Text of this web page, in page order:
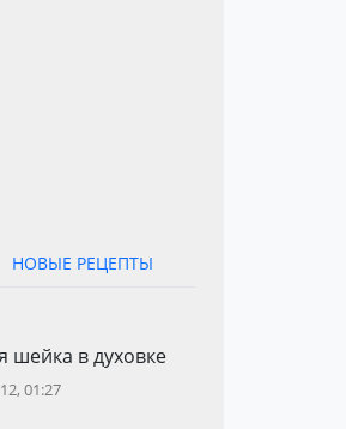
НОВЫЕ РЕЦЕПТЫ
шейка в духовке
01:27